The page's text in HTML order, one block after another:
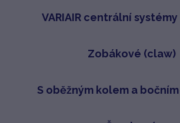
VARIAIR centrální systémy
Zobákové (claw)
S oběžným kolem a